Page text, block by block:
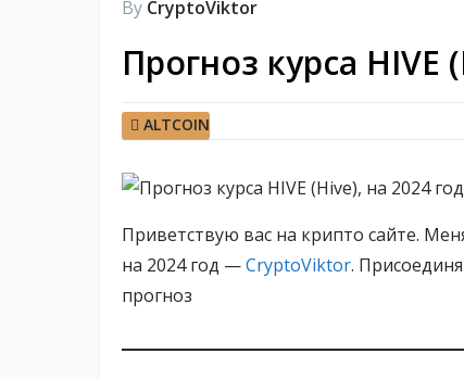
By CryptoViktor
Прогноз курса HIVE
ALTCOIN
Приветствую вас на крипто сайте.
на 2024 год —CryptoViktor.
прогноз